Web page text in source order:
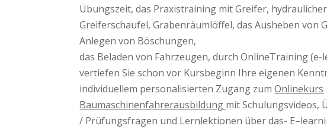
Übungszeit, das Praxistraining mit Greifer, hydraulicher
Greiferschaufel, Grabenräumlöffel, das Ausheben von
Anlegen von Böschungen,
das Beladen von Fahrzeugen, durch OnlineTraining (e-
vertiefen Sie schon vor Kursbeginn Ihre eigenen
individuellem personalisierten Zugang zumOnlinekurs
Baumaschinenfahrerausbildung mit Schulungsvideos,
/ Prüfungsfragen und Lernlektionen über das-